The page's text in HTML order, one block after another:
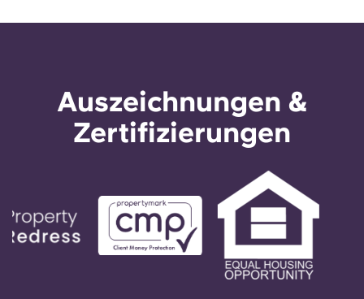
Auszeichnungen &
Zertifizierungen